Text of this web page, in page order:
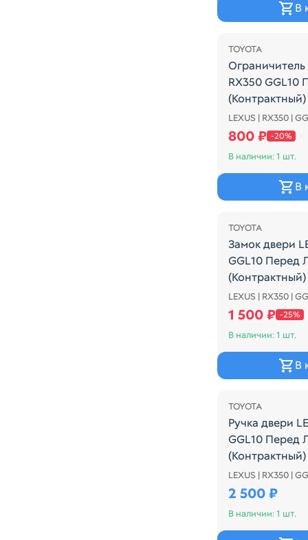
В
Распродажа
TOYOTA
Ограничитель
RX350 GGL10
LEXUS | RX350 |
800 ₽ -20%
В наличии: 1 шт.
В
Распродажа
TOYOTA
Замок двери
GGL10 Перед
Замок двери
LEXUS | RX350 |
1 500 ₽ -25%
В наличии: 1 шт.
В
TOYOTA
Ручка двери
GGL10 Перед
Ручка двери
LEXUS | RX350 |
2 500 ₽
В наличии: 1 шт.